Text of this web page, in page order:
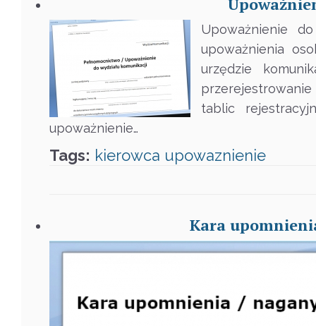
Upoważnienie
upoważnienia
urzędzie
przerejestrowanie
tablic
upoważnienie…
Tags: kierowca upowaznienie
Kara